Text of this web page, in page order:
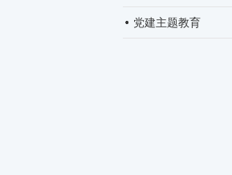
党建主题教育